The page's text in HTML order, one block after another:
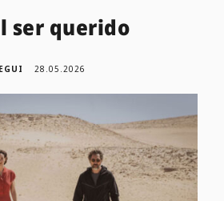
ser querido
28.05.2026